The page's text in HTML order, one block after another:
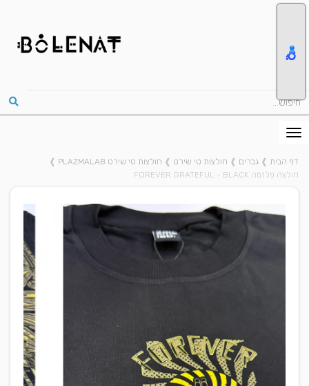
דף הבית ❱ גברים ❱ חולצות טי שירט ❱ חולצות טי שירט PLAZMALAB
❱
חולצה פלזמה FOREVER GRATEFUL - BLACK